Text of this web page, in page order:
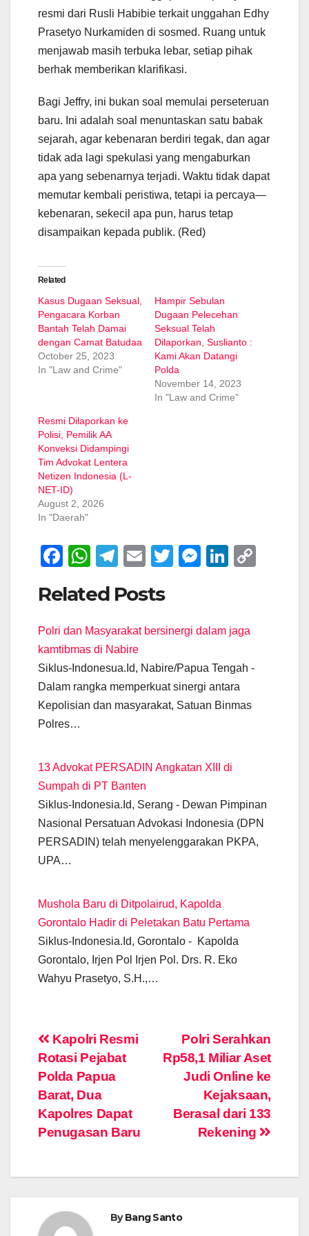
resmi dari Rusli Habibie terkait unggahan Edhy
Prasetyo Nurkamiden di sosmed. Ruang untuk
menjawab masih terbuka lebar, setiap pihak
berhak memberikan klarifikasi.
Bagi Jeffry, ini bukan soal memulai perseteruan
baru. Ini adalah soal menuntaskan satu babak
sejarah, agar kebenaran berdiri tegak, dan agar
tidak ada lagi spekulasi yang mengaburkan
apa yang sebenarnya terjadi. Waktu tidak dapat
memutar kembali peristiwa, tetapi ia percaya—
kebenaran, sekecil apa pun, harus tetap
disampaikan kepada publik. (Red)
Related
Kasus Dugaan Seksual,
Pengacara Korban
Bantah Telah Damai
dengan Camat Batudaa
October 25, 2023
In "Law and Crime"
Hampir Sebulan
Dugaan Pelecehan
Seksual Telah
Dilaporkan, Suslianto :
Kami Akan Datangi
Polda
November 14, 2023
In "Law and Crime"
Resmi Dilaporkan ke
Polisi, Pemilik AA
Konveksi Didampingi
Tim Advokat Lentera
Netizen Indonesia (L-
NET-ID)
August 2, 2026
In "Daerah"
F
c
e
b
o
o
k
W
at
s
A
p
p
T
e
gr
a
m
E
ail
T
er
M
e
g
er
Li
e
dI
n
Related Posts
Polri dan Masyarakat bersinergi dalam jaga
kamtibmas di Nabire
Siklus-Indonesua.Id, Nabire/Papua Tengah -
Dalam rangka memperkuat sinergi antara
Kepolisian dan masyarakat, Satuan Binmas
Polres…
13 Advokat PERSADIN Angkatan XIII di
Sumpah di PT Banten
Siklus-Indonesia.Id, Serang - Dewan Pimpinan
Nasional Persatuan Advokasi Indonesia (DPN
PERSADIN) telah menyelenggarakan PKPA,
UPA…
Mushola Baru di Ditpolairud, Kapolda
Gorontalo Hadir di Peletakan Batu Pertama
Siklus-Indonesia.Id, Gorontalo - Kapolda
Gorontalo, Irjen Pol Irjen Pol. Drs. R. Eko
Wahyu Prasetyo, S.H.,…
Post
navigation
Polri Serahkan
Rp58,1 Miliar Aset
Judi Online ke
Kejaksaan,
Berasal dari 133
Rekening
Kapolri Resmi
Rotasi Pejabat
Polda Papua
Barat, Dua
Kapolres Dapat
Penugasan Baru
ByBang Santo